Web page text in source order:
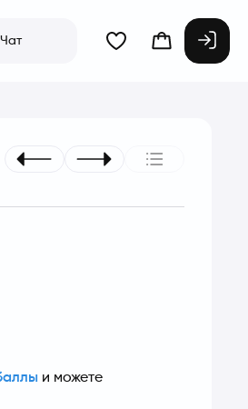
Чат
и можете